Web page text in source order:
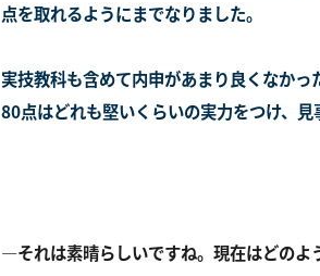
点を取れるようにまでなりました。
実技教科も含めて内申があまり良くなか
80点はどれも堅いくらいの実力をつけ、
―それは素晴らしいですね。現在はどのよ